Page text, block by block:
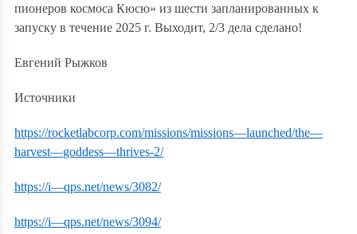
пионеров космоса Кюсю» из шести запланированных к
запуску в течение 2025 г. Выходит, 2/3 дела сделано!
Евгений Рыжков
Источники
https://rocketlabcorp.com/missions/missions—launched/the—
harvest—goddess—thrives-2/
https://i—qps.net/news/3082/
https://i—qps.net/news/3094/